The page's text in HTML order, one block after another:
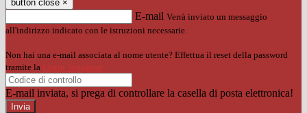
button close ×
E-mail Verrà inviato un messaggio
all'indirizzo indicato con le istruzioni necessarie.
Non hai una e-mail associata al nome utente? Effettua il reset della password
tramite la Login Spaggiari
E-mail inviata, si prega di controllare la casella di posta elettronica!